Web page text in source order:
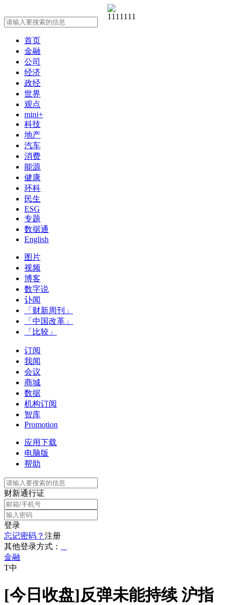
首页
金融
公司
经济
政经
世界
观点
mini+
科技
地产
汽车
消费
能源
健康
环科
民生
ESG
专题
数据通
English
图片
视频
博客
数字说
讣闻
「财新周刊」
「中国改革」
「比较」
订阅
我闻
会议
商城
数据
机构订阅
智库
Promotion
应用下载
电脑版
帮助
财新通行证
登录
忘记密码？ 注册
其他登录方式：
金融
T中
[今日收盘]反弹未能持续 沪指